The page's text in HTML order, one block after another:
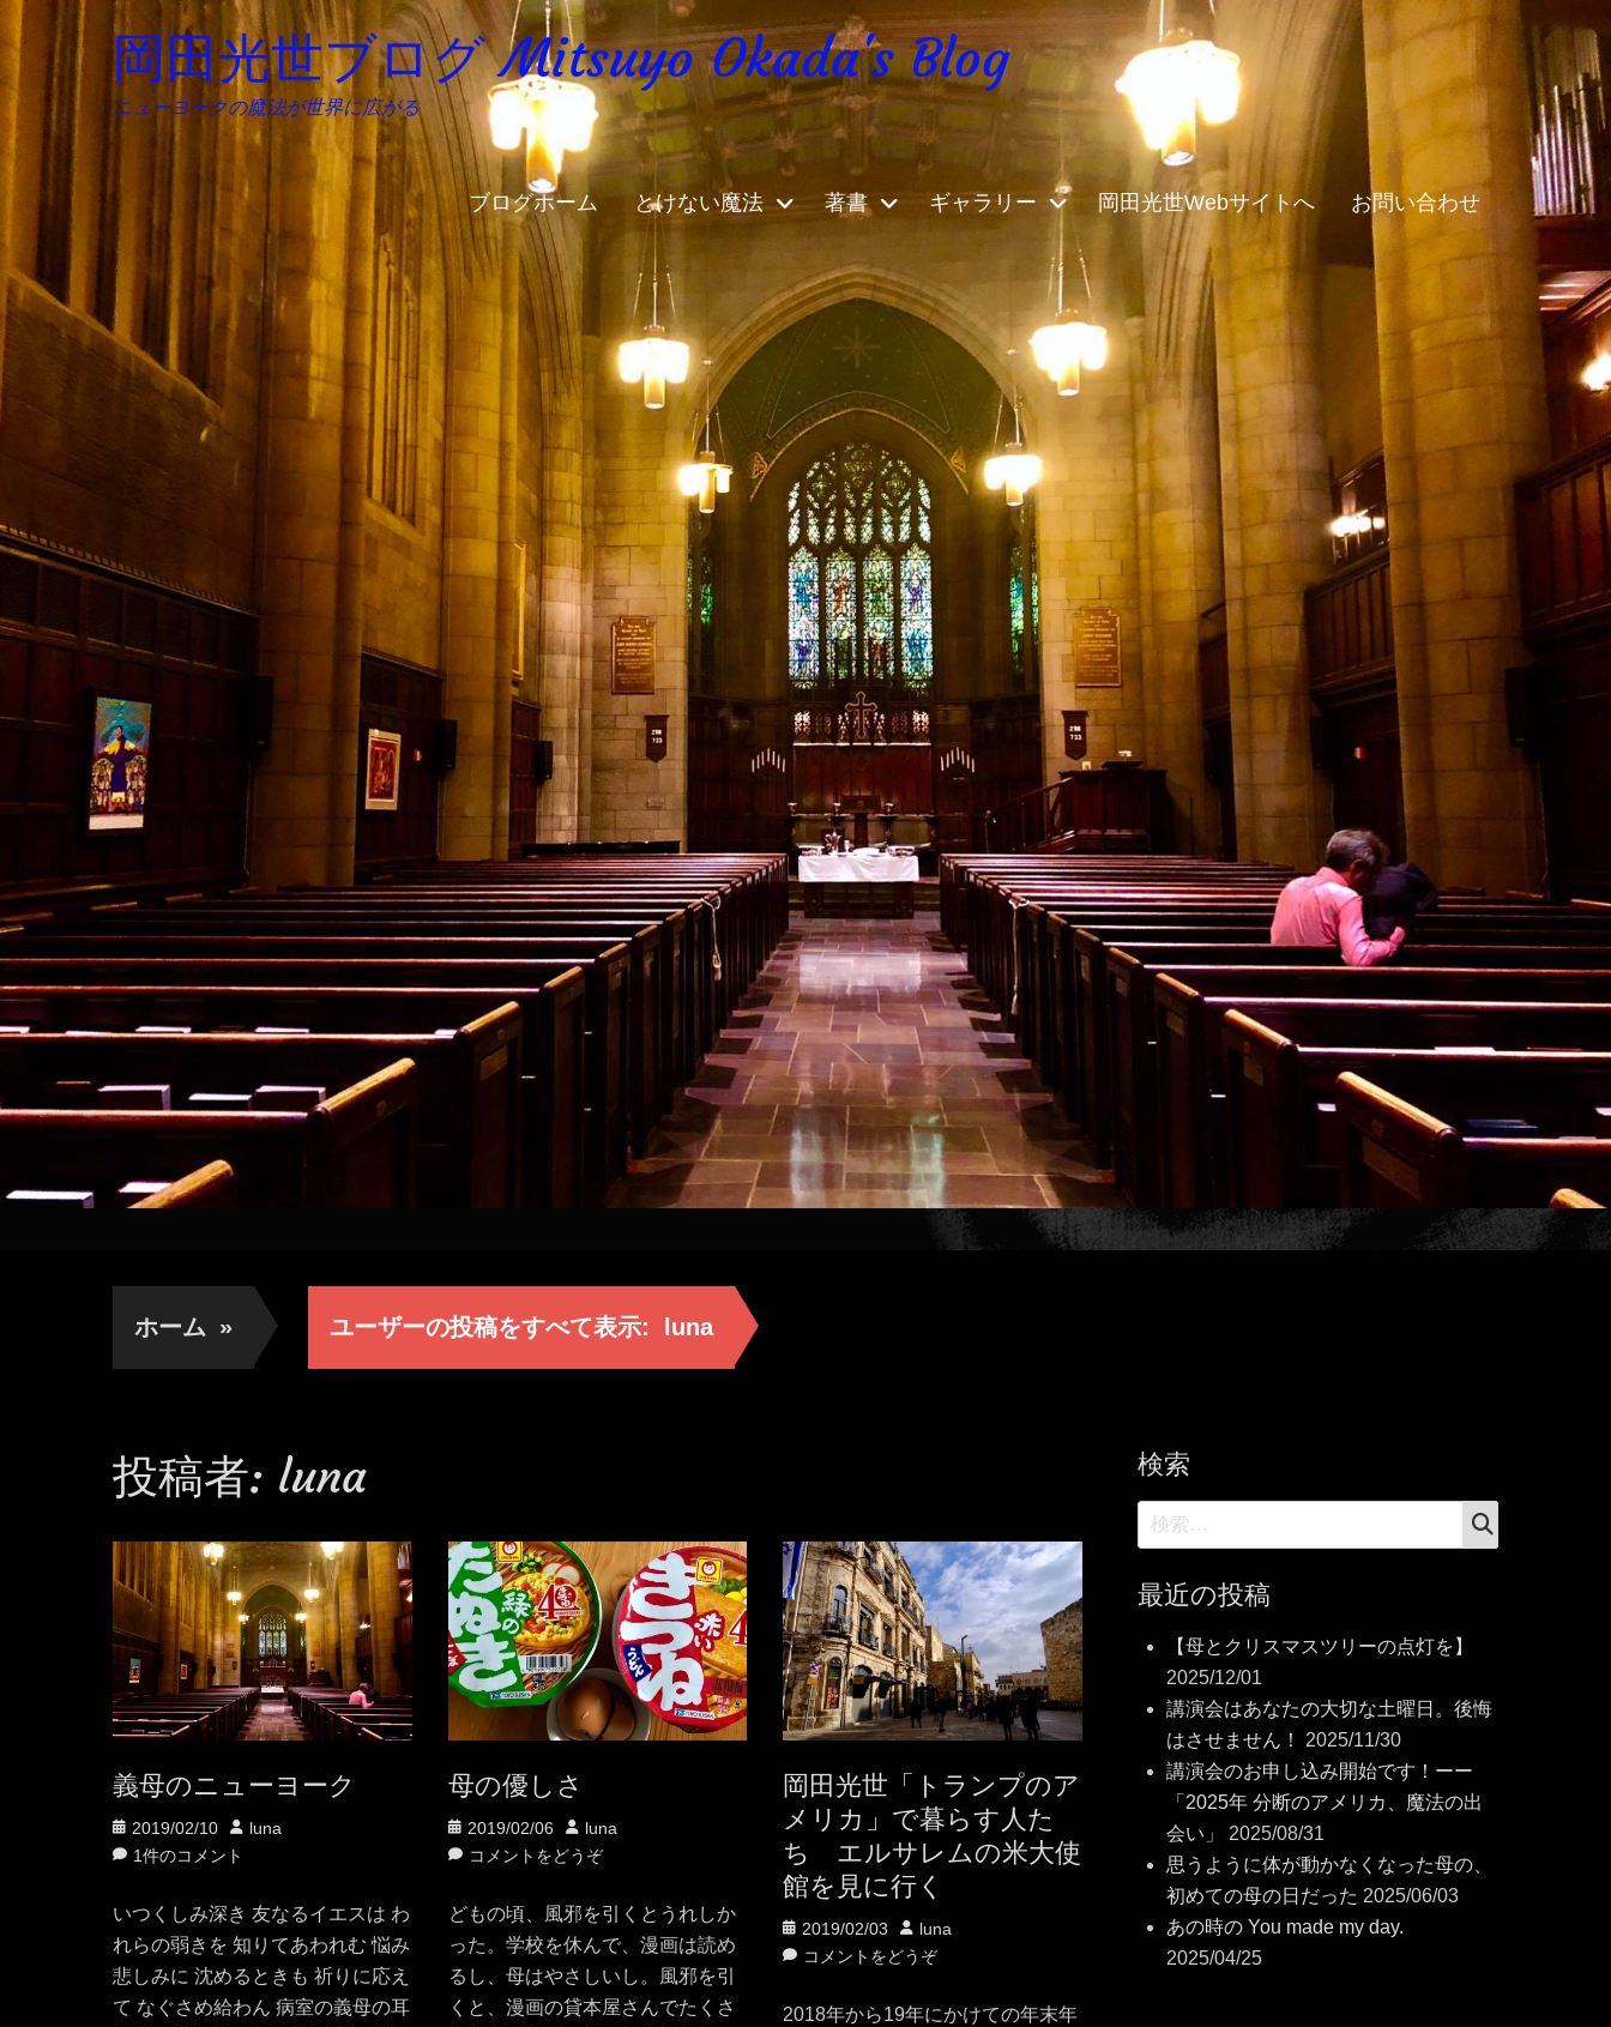
岡田光世ブログ Mitsuyo Okada's Blog
ニューヨークの魔法が世界に広がる
ブログホーム とけない魔法 著書 ギャラリー 岡田光世Webサイトへ お問い合わせ
ホーム » ユーザーの投稿をすべて表示: luna
投稿者: luna
義母のニューヨーク
投
稿
2019/02/10
投
稿
luna
1件のコメント
いつくしみ深き 友なるイエスは わ
れらの弱きを 知りてあわれむ 悩み
悲しみに 沈めるときも 祈りに応え
て なぐさめ給わん 病室の義母の耳
母の優しさ
投
稿
2019/02/06
投
稿
luna
コメントをどうぞ
どもの頃、風邪を引くとうれしか
った。学校を休んで、漫画は読め
るし、母はやさしいし。風邪を引
くと、漫画の貸本屋さんでたくさ
岡田光世「トランプのア
メリカ」で暮らす人た
ち エルサレムの米大使
館を見に行く
投
稿
2019/02/03
投
稿
luna
コメントをどうぞ
2018年から19年にかけての年末年
検索
検
索:
最近の投稿
【母とクリスマスツリーの点灯を】
2025/12/01
講演会はあなたの大切な土曜日。後悔
はさせません！
2025/11/30
講演会のお申し込み開始です！ーー
「2025年 分断のアメリカ、魔法の出
会い」
2025/08/31
思うように体が動かなくなった母の、
初めての母の日だった 2025/06/03
あの時の You made my day.
2025/04/25